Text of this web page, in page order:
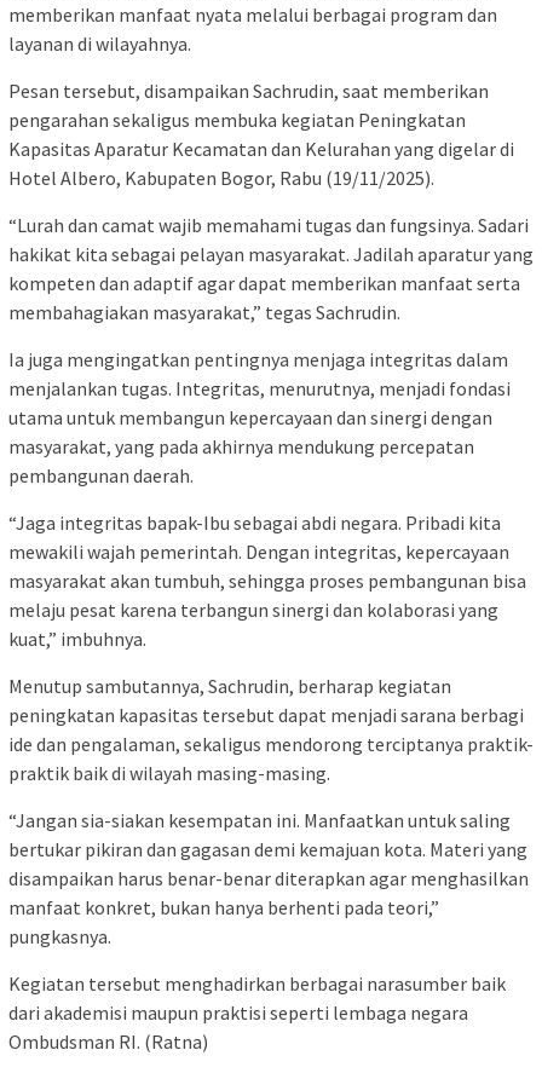
memberikan manfaat nyata melalui berbagai program dan
layanan di wilayahnya.
Pesan tersebut, disampaikan Sachrudin, saat memberikan
pengarahan sekaligus membuka kegiatan Peningkatan
Kapasitas Aparatur Kecamatan dan Kelurahan yang digelar di
Hotel Albero, Kabupaten Bogor, Rabu (19/11/2025).
“Lurah dan camat wajib memahami tugas dan fungsinya. Sadari
hakikat kita sebagai pelayan masyarakat. Jadilah aparatur yang
kompeten dan adaptif agar dapat memberikan manfaat serta
membahagiakan masyarakat,” tegas Sachrudin.
Ia juga mengingatkan pentingnya menjaga integritas dalam
menjalankan tugas. Integritas, menurutnya, menjadi fondasi
utama untuk membangun kepercayaan dan sinergi dengan
masyarakat, yang pada akhirnya mendukung percepatan
pembangunan daerah.
“Jaga integritas bapak-Ibu sebagai abdi negara. Pribadi kita
mewakili wajah pemerintah. Dengan integritas, kepercayaan
masyarakat akan tumbuh, sehingga proses pembangunan bisa
melaju pesat karena terbangun sinergi dan kolaborasi yang
kuat,” imbuhnya.
Menutup sambutannya, Sachrudin, berharap kegiatan
peningkatan kapasitas tersebut dapat menjadi sarana berbagi
ide dan pengalaman, sekaligus mendorong terciptanya praktik-
praktik baik di wilayah masing-masing.
“Jangan sia-siakan kesempatan ini. Manfaatkan untuk saling
bertukar pikiran dan gagasan demi kemajuan kota. Materi yang
disampaikan harus benar-benar diterapkan agar menghasilkan
manfaat konkret, bukan hanya berhenti pada teori,”
pungkasnya.
Kegiatan tersebut menghadirkan berbagai narasumber baik
dari akademisi maupun praktisi seperti lembaga negara
Ombudsman RI. (Ratna)